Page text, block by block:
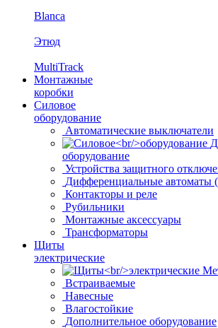
Blanca
Этюд
MultiTrack
Монтажные
коробки
Силовое
оборудование
Автоматические выключатели
оборудование
Устройства защитного
Дифференциальные
Контакторы и реле
Рубильники
Монтажные аксессуары
Трансформаторы
Щиты
электрические
Встраиваемые
Навесные
Влагостойкие
Дополнительное оборудование